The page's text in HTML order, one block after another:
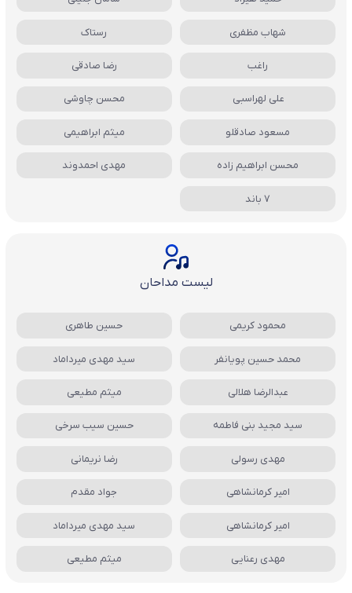
شهاب مظفری رستاک
راغب رضا صادقی
علی لهراسبی محسن چاوشی
مسعود صادقلو میثم ابراهیمی
محسن ابراهیم زاده مهدی احمدوند
7 باند
لیست مداحان
محمود کریمی حسین طاهری
محمد حسین پویانفر سید مهدی میرداماد
عبدالرضا هلالی میثم مطیعی
سید مجید بنی فاطمه حسین سیب سرخی
مهدی رسولی رضا نریمانی
امیر کرمانشاهی جواد مقدم
امیر کرمانشاهی سید مهدی میرداماد
مهدی رعنایی میثم مطیعی